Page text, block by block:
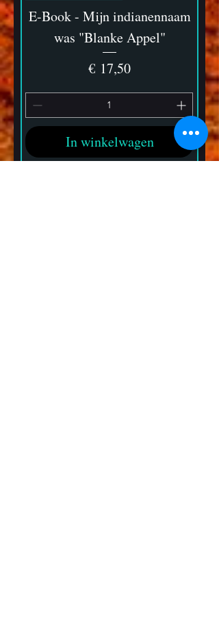
E-Book - Mijn indianennaam
was "Blanke Appel"
Prijs
€ 17,50
In winkelwagen